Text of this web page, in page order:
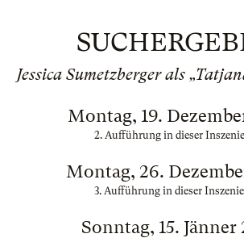
Jessica Sumetzberger als
Montag, 19.
2. Aufführung in dieser
Montag, 26.
3. Aufführung in dieser
Sonntag, 15. Jänner